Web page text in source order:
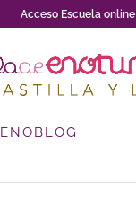
Acceso Escuela online
ENOBLOG